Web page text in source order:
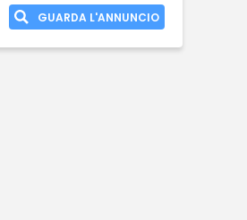
GUARDA L'ANNUNCIO